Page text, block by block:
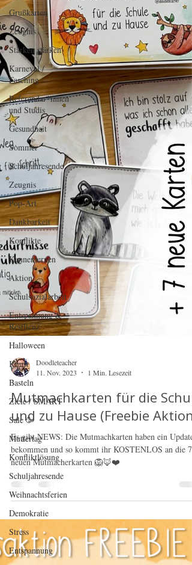
Grußkarten
Zeugnis
Stärken stärken
Karneval /
Fasching
Referendar*innen
und Studis
Gesundheit
Sommer
Schuljahresende
Zeugnis
Pop-Art
Dankbarkeit
Konflikte
Kennenlernen
Aktion
Schulsozialarbeit
Entspannung &
Resilienz
Halloween
Kunst
Basteln
Ziele / SMART
Sale 🥳
Muttertag
Konfliktlösung
Schuljahresende
Weihnachtsferien
Demokratie
Stress
Entspannung
Doodleteacher
11. Nov. 2023
1 Min. Lesezeit
Mutmachkarten für die Schule
und zu Hause (Freebie Aktion)
Es gibt NEWS: Die Mutmachkarten haben ein Update
bekommen und so kommt ihr KOSTENLOS an die 7
neuen Mutmacherkarten 🦁🦊❤️